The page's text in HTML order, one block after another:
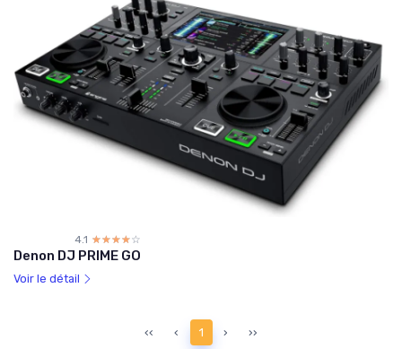
4.1 ☆☆☆☆☆
★★★★★
Denon DJ PRIME GO
Voir le détail
‹‹ ‹ 1 › ››